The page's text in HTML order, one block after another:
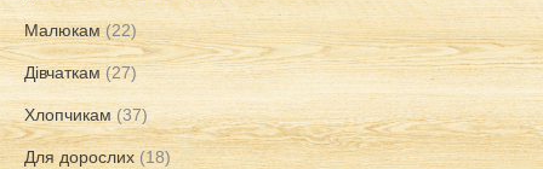
Малюкам (22)
Дівчаткам (27)
Хлопчикам (37)
Для дорослих (18)